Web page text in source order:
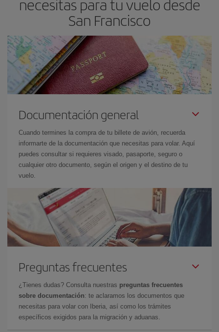
vuelo más barato.
necesitas para tu vuelo desde
San Francisco
Documentación general
Cuando termines la compra de tu billete de avión, recuerda
informarte de la documentación que necesitas para volar. Aquí
puedes consultar si requieres visado, pasaporte, seguro o
cualquier otro documento, según el origen y el destino de tu
vuelo.
Preguntas frecuentes
¿Tienes dudas? Consulta nuestras preguntas frecuentes
sobre documentación: te aclaramos los documentos que
necesitas para volar con Iberia, así como los trámites
específicos exigidos para la migración y aduanas.